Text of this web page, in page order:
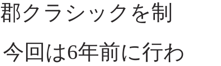
クラシックを制
回は6年前に行わ